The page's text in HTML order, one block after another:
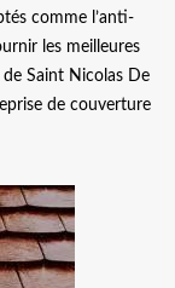
comme l’anti-
les meilleures
Saint Nicolas De
de couverture